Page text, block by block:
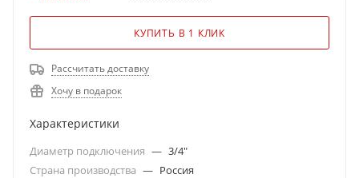
КУПИТЬ В 1 КЛИК
Рассчитать доставку
Хочу в подарок
Характеристики
Диаметр подключения — 3/4"
Страна производства — Россия